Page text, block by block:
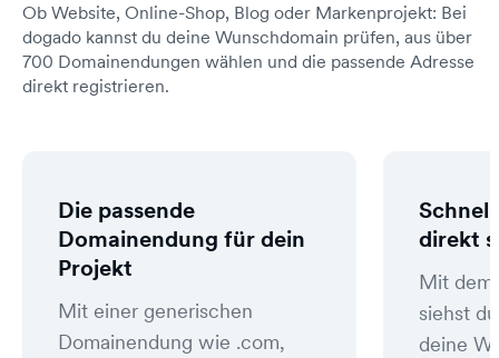
Ob Website, Online-Shop, Blog oder Markenprojekt: Bei
dogado kannst du deine Wunschdomain prüfen, aus über
700 Domainendungen wählen und die passende Adresse
direkt registrieren.
Die passende
Domainendung für dein
Projekt
Mit einer generischen
Domainendung wie .com,
direkt
Mit dem
siehst
deine